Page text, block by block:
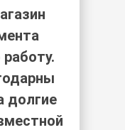
долгие